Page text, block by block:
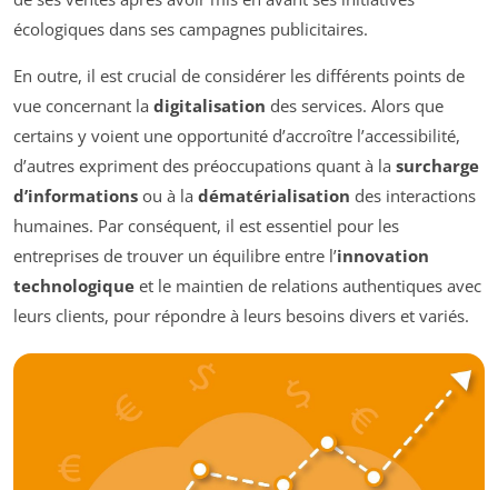
écologiques dans ses campagnes publicitaires.
En outre, il est crucial de considérer les différents points de
vue concernant la digitalisation des services. Alors que
certains y voient une opportunité d’accroître l’accessibilité,
d’autres expriment des préoccupations quant à la surcharge
d’informations ou à la dématérialisation des interactions
humaines. Par conséquent, il est essentiel pour les
entreprises de trouver un équilibre entre l’innovation
technologique et le maintien de relations authentiques avec
leurs clients, pour répondre à leurs besoins divers et variés.